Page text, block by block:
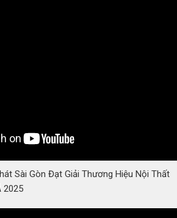
Sài Gòn Đạt Giải Thương Hiệu Nội Thất
2025